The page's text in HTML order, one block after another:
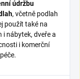
údržbu
, včetně podlah
použít také na
i nábytek, dveře a
i komerční